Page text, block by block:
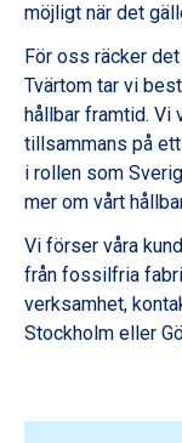
möjligt när det
För oss räcker
Tvärtom tar vi
hållbar framtid. Vi
tillsammans på
i rollen som
mer om vårt
Vi förser våra
från fossilfria
verksamhet,
Stockholm eller